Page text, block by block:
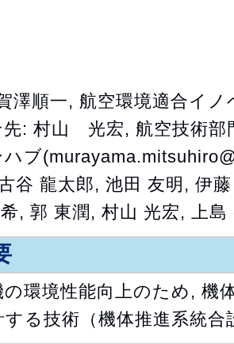
澤順一, 航空環境適合イ
先: 村山 光宏, 航空技術部
ハブ
谷 龍太郎, 池田 友明, 伊
, 郭 東潤, 村山 光宏, 上島
の環境性能向上のため, 機
する技術（機体推進系統